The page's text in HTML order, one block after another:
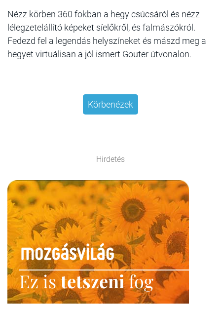
Nézz körben 360 fokban a hegy csúcsáról és nézz
lélegzetelállító képeket síelőkről, és falmászókról.
Fedezd fel a legendás helyszíneket és mászd meg a
hegyet virtuálisan a jól ismert Gouter útvonalon.
Körbenézek
Hirdetés
Ez istetszenifog